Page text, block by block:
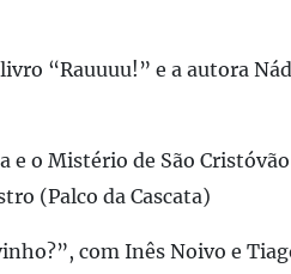
“Rauuuu!” e a autora
o Mistério de São
(Palco da Cascata)
com Inês Noivo e